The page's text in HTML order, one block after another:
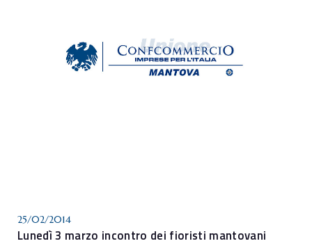
25/02/2014
Lunedì 3 marzo incontro dei fioristi mantovani